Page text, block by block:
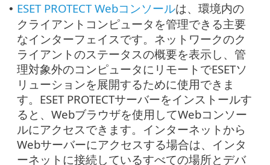
• ESET PROTECT Webコンソールは、環境内の
クライアントコンピュータを管理できる主要
なインターフェイスです。ネットワークのク
ライアントのステータスの概要を表示し、管
理対象外のコンピュータにリモートでESETソ
リューションを展開するために使用できま
す。ESET PROTECTサーバーをインストールす
ると、Webブラウザを使用してWebコンソー
ルにアクセスできます。インターネットから
Webサーバーにアクセスする場合は、インタ
ーネットに接続しているすべての場所とデバ